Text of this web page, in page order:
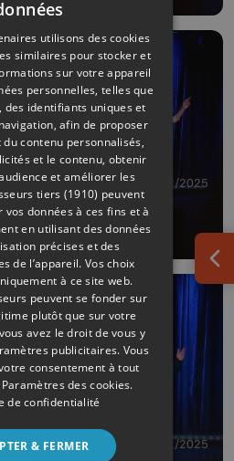
19/12/2025
#4 - Spécial
21/11/2025
utilisons des cookies
similaires pour stocker et
sur votre appareil
personnelles, telles que
des identifiants uniques et
afin de proposer
contenu personnalisés,
et le contenu, obtenir
et améliorer les
tiers (1910) peuvent
données à ces fins et à
en utilisant des données
précises et des
de l’appareil. Vos choix
à ce site web.
peuvent se fonder sur
plutôt que sur votre
avez le droit de vous y
publicitaires. Vous
consentement à tout
Paramètres des cookies.
de confidentialité
& FERMER